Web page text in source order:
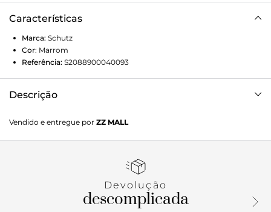
Características
Marca: Schutz
Cor: Marrom
Referência: S2088900040093
Descrição
essa sandália rasteira marrom, enquanto a aplicação da
logomania tira o modelo do básico e imprime
fácil calce vai ser a escolha perfeita para deixar seus looks
Vendido e entregue por ZZ MALL
Devolução
descomplicada